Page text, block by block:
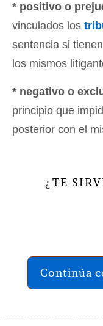
* positivo o
vinculados los
sentencia si
los mismos
* negativo o
principio que
posterior con el
¿ TE
Continúa